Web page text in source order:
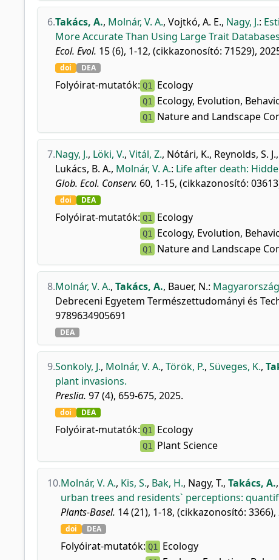
6.Takács, A., Molnár, V. A., Vojtkó, A. E., Nagy, J.:
More Accurate Than Using Large Trait
Ecol. Evol. 15 (6), 1-12, (cikkazonosító: 71529),
doi DEA
Folyóirat-mutatók: Q1 Ecology
Q1 Ecology, Evolution,
Q1 Nature and Landscape
7.Nagy, J., Löki, V., Vitál, Z., Nótári, K., Reynolds, S. J.,
Lukács, B. A., Molnár, V. A.: Life after death:
Glob. Ecol. Conserv. 60, 1-15, (cikkazonosító:
doi DEA
Folyóirat-mutatók: Q1 Ecology
Q1 Ecology, Evolution,
Q1 Nature and Landscape
8.Molnár, V. A., Takács, A., Bauer, N.:
Debreceni Egyetem Természettudományi és
9789634905691
DEA
9.Sonkoly, J., Molnár, V. A., Török, P., Süveges, K.,
plant invasions.
Preslia. 97 (4), 659-675, 2025.
doi DEA
Folyóirat-mutatók: Q1 Ecology
Q1 Plant Science
10.Molnár, V. A., Kis, S., Bak, H., Nagy, T., Takács, A.,
urban trees and residents` perceptions:
Plants-Basel. 14 (21), 1-18, (cikkazonosító: 3366),
doi DEA
Folyóirat-mutatók: Q1 Ecology